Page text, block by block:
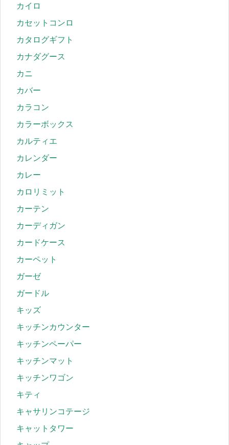
カイロ
カセットコンロ
カタログギフト
カナダグース
カニ
カバー
カラコン
カラーボックス
カルティエ
カレンダー
カレー
カロリミット
カーテン
カーディガン
カードケース
カーペット
ガーゼ
ガードル
キッズ
キッチンカウンター
キッチンペーパー
キッチンマット
キッチンワゴン
キティ
キャサリンコテージ
キャットタワー